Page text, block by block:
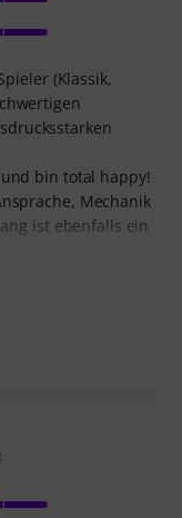
(Klassik,
bin total happy!
Mechanik
ist ebenfalls ein